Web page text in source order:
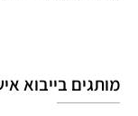
מותגים בייבוא